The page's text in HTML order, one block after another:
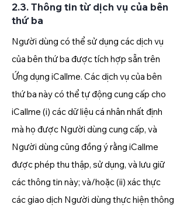
2.3. Thông tin từ dịch vụ của bên
thứ ba
Người dùng có thể sử dụng các dịch vụ
của bên thứ ba được tích hợp sẵn trên
Ứng dụng iCallme. Các dịch vụ của bên
thứ ba này có thể tự động cung cấp cho
iCallme (i) các dữ liệu cá nhân nhất định
mà họ được Người dùng cung cấp, và
Người dùng cũng đồng ý rằng iCallme
được phép thu thập, sử dụng, và lưu giữ
các thông tin này; và/hoặc (ii) xác thực
các giao dịch Người dùng thực hiện thông